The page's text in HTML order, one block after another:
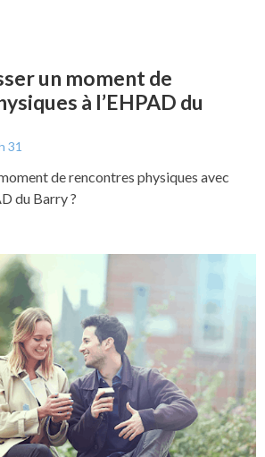
un moment de
à l’EHPAD du
31
de rencontres physiques avec
du Barry ?